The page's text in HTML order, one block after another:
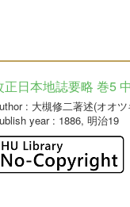
正日本地誌要略 巻5
: 大槻修二著述(オオ
year: 1886, 明治19